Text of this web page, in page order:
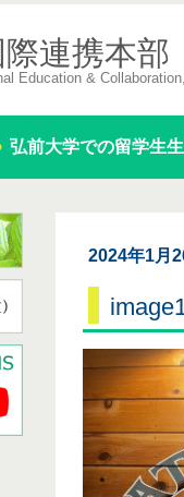
連携本部
Education &
弘前大学での留学生
2024年1月